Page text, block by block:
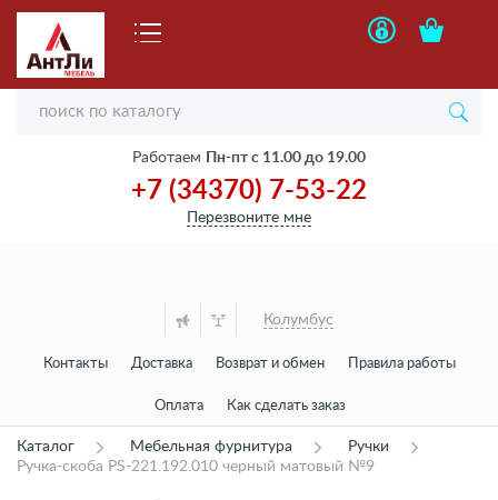
Работаем Пн-пт с 11.00 до 19.00
+7 (34370) 7-53-22
Перезвоните мне
Колумбус
Контакты Доставка Возврат и обмен Правила работы
Оплата Как сделать заказ
Каталог Мебельная фурнитура
Ручки
Ручка-скоба РS-221.192.010 черный матовый №9